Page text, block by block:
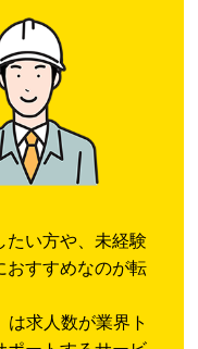
たい方や、未経験
おすすめなのが転
は求人数が業界ト